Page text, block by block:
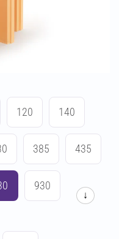
120 140
385 435
930
↓